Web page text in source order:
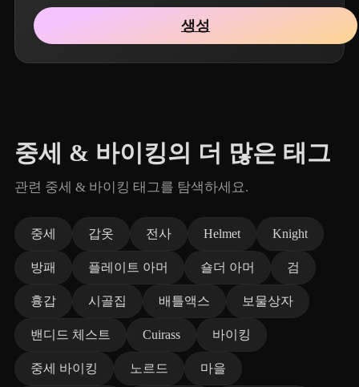
생성
중세 & 바이킹의 더 많은 태그
관련 중세 & 바이킹 태그를 탐색하세요.
중세 갑옷 전사 Helmet Knight
방패 플레이트 아머 숄더 아머 검
흉갑 시골집 배틀액스 보물상자
밴디드 체스트 Cuirass 바이킹
중세 바이킹 노르드 마을